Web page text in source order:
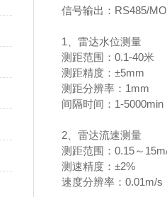
信号输出：RS485/
1、雷达水位测量
测距范围：0.1-40米
测距精度：±5mm
测距分辨率：1mm
间隔时间：1-5000min
2、雷达流速测量
测距范围：0.15～
测速精度：±2%
速度分辨率：0.01m/s